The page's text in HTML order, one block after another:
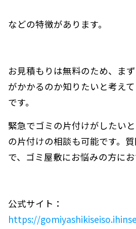
などの特徴があります。
お見積もりは無料のため、ま
がかかるのか知りたいと考え
です。
緊急でゴミの片付けがしたい
の片付けの相談も可能です。
で、ゴミ屋敷にお悩みの方にお
公式サイト：
https://